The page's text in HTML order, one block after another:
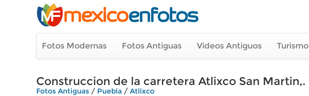
Fotos Modernas Fotos Antiguas Videos Antiguos Turismo
Construccion de la carretera Atlixco San Martin,.
Fotos Antiguas / Puebla / Atlixco